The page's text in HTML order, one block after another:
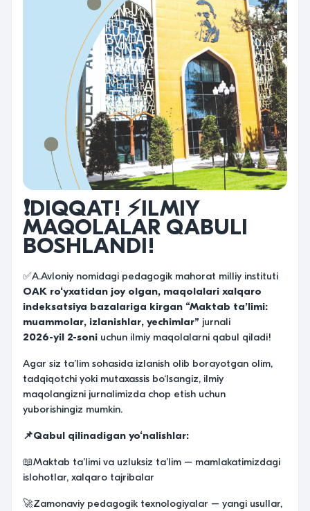
❗️DIQQAT! ⚡️ILMIY
MAQOLALAR QABULI
BOSHLANDI!
✅A.Avloniy nomidagi pedagogik mahorat milliy instituti
OAK ro‘yxatidan joy olgan, maqolalari xalqaro
indeksatsiya bazalariga kirgan “Maktab ta’limi:
muammolar, izlanishlar, yechimlar” jurnali
2026-yil 2-soni uchun ilmiy maqolalarni qabul qiladi!
Agar siz ta’lim sohasida izlanish olib borayotgan olim,
tadqiqotchi yoki mutaxassis bo‘lsangiz, ilmiy
maqolangizni jurnalimizda chop etish uchun
yuborishingiz mumkin.
📌Qabul qilinadigan yo‘nalishlar:
📖Maktab ta’limi va uzluksiz ta’lim – mamlakatimizdagi
islohotlar, xalqaro tajribalar
🚀Zamonaviy pedagogik texnologiyalar – yangi usullar,